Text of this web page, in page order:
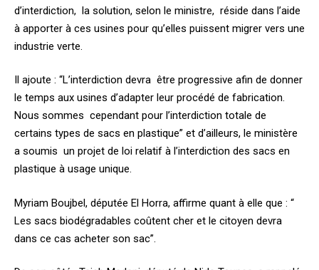
d’interdiction, la solution, selon le ministre, réside dans l’aide
à apporter à ces usines pour qu’elles puissent migrer vers une
industrie verte.
Il ajoute : “L’interdiction devra être progressive afin de donner
le temps aux usines d’adapter leur procédé de fabrication.
Nous sommes cependant pour l’interdiction totale de
certains types de sacs en plastique” et d’ailleurs, le ministère
a soumis un projet de loi relatif à l’interdiction des sacs en
plastique à usage unique.
Myriam Boujbel, députée El Horra, affirme quant à elle que : “
Les sacs biodégradables coûtent cher et le citoyen devra
dans ce cas acheter son sac”.